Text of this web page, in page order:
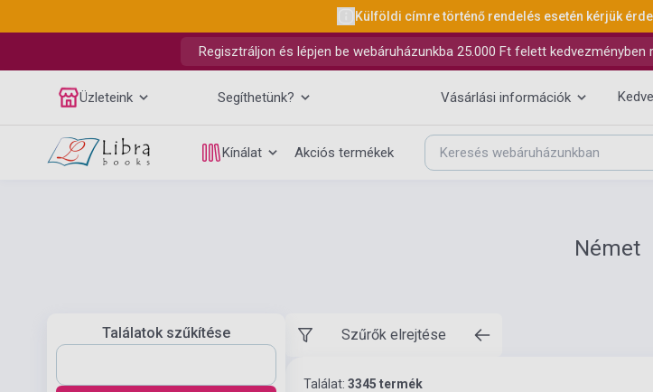
Külföldi címre történő rendelés esetén kérjük
Regisztráljon és lépjen be webáruházunkba 25.000 Ft felett
Üzleteink Segíthetünk? Vásárlási információk
Kínálat Akciós termékek
Német
Találatok szűkítése Szűrők elrejtése
Találat: 3345 termék